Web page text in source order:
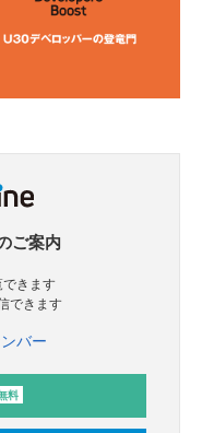
ご案内
できます
できます
バー
料